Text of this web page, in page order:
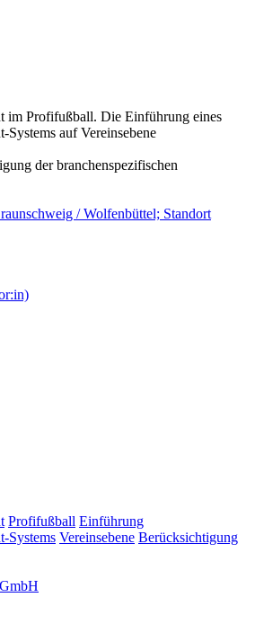
im Profifußball. Die Einführung eines
Systems auf Vereinsebene
der branchenspezifischen
/ Wolfenbüttel; Standort
Profifußball Einführung
Systems Vereinsebene Berücksichtigung